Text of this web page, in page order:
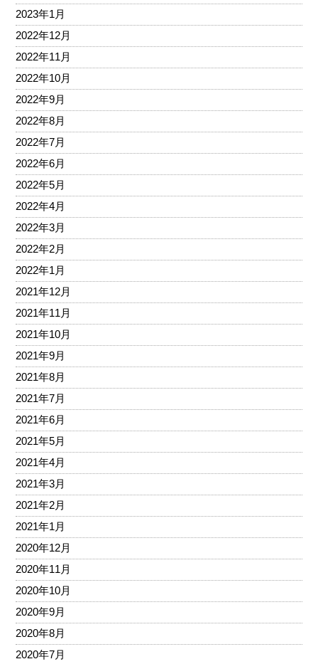
2023年1月
2022年12月
2022年11月
2022年10月
2022年9月
2022年8月
2022年7月
2022年6月
2022年5月
2022年4月
2022年3月
2022年2月
2022年1月
2021年12月
2021年11月
2021年10月
2021年9月
2021年8月
2021年7月
2021年6月
2021年5月
2021年4月
2021年3月
2021年2月
2021年1月
2020年12月
2020年11月
2020年10月
2020年9月
2020年8月
2020年7月